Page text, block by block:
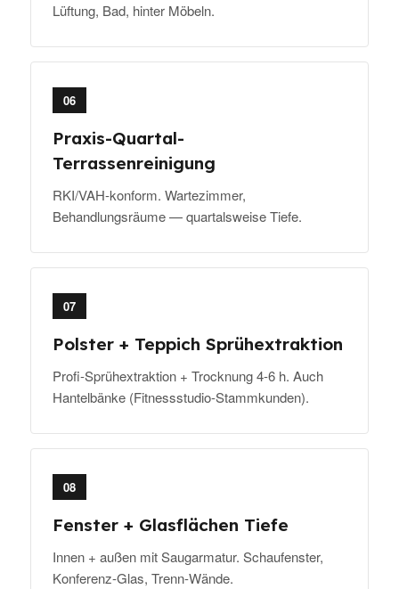
Lüftung, Bad, hinter Möbeln.
06
Praxis-Quartal-
Terrassenreinigung
RKI/VAH-konform. Wartezimmer,
Behandlungsräume — quartalsweise Tiefe.
07
Polster + Teppich Sprühextraktion
Profi-Sprühextraktion + Trocknung 4-6 h. Auch
Hantelbänke (Fitnessstudio-Stammkunden).
08
Fenster + Glasflächen Tiefe
Innen + außen mit Saugarmatur. Schaufenster,
Konferenz-Glas, Trenn-Wände.